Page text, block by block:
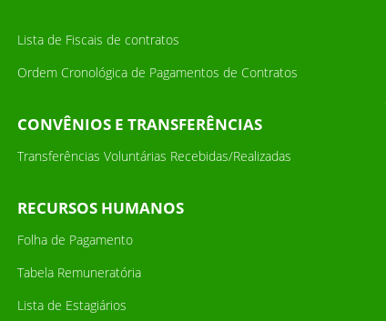
Lista de Fiscais de contratos
Ordem Cronológica de Pagamentos de Contratos
CONVÊNIOS E TRANSFERÊNCIAS
Transferências Voluntárias Recebidas/Realizadas
RECURSOS HUMANOS
Folha de Pagamento
Tabela Remuneratória
Lista de Estagiários